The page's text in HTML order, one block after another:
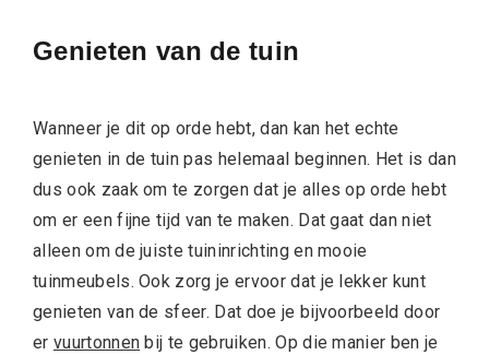
Genieten van de tuin
Wanneer je dit op orde hebt, dan kan het echte
genieten in de tuin pas helemaal beginnen. Het is dan
dus ook zaak om te zorgen dat je alles op orde hebt
om er een fijne tijd van te maken. Dat gaat dan niet
alleen om de juiste tuininrichting en mooie
tuinmeubels. Ook zorg je ervoor dat je lekker kunt
genieten van de sfeer. Dat doe je bijvoorbeeld door
er vuurtonnen bij te gebruiken. Op die manier ben je